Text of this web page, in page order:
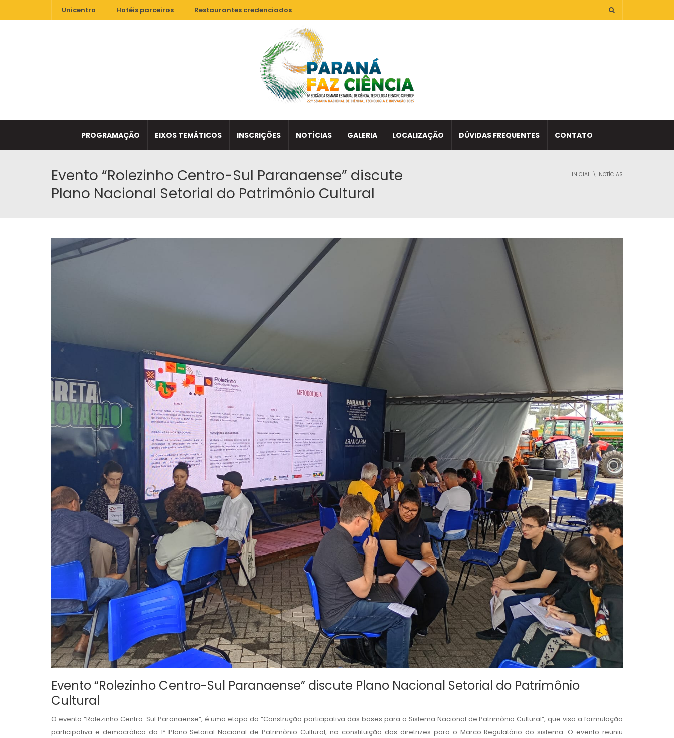
Unicentro Hotéis parceiros Restaurantes credenciados
PROGRAMAÇÃO EIXOS TEMÁTICOS INSCRIÇÕES NOTÍCIAS GALERIA LOCALIZAÇÃO DÚVIDAS FREQUENTES CONTATO
Evento “Rolezinho Centro-Sul Paranaense” discute
Plano Nacional Setorial do Patrimônio Cultural
INICIAL NOTÍCIAS
Evento “Rolezinho Centro-Sul Paranaense” discute Plano Nacional Setorial do Patrimônio
Cultural
O evento “Rolezinho Centro-Sul Paranaense”, é uma etapa da “Construção participativa das bases para o Sistema Nacional de Patrimônio Cultural”, que visa a formulação
participativa e democrática do 1º Plano Setorial Nacional de Patrimônio Cultural, na constituição das diretrizes para o Marco Regulatório do sistema. O evento reuniu